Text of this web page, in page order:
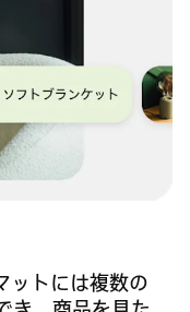
ットには複数の